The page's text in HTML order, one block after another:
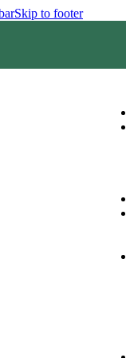
Skip to footer